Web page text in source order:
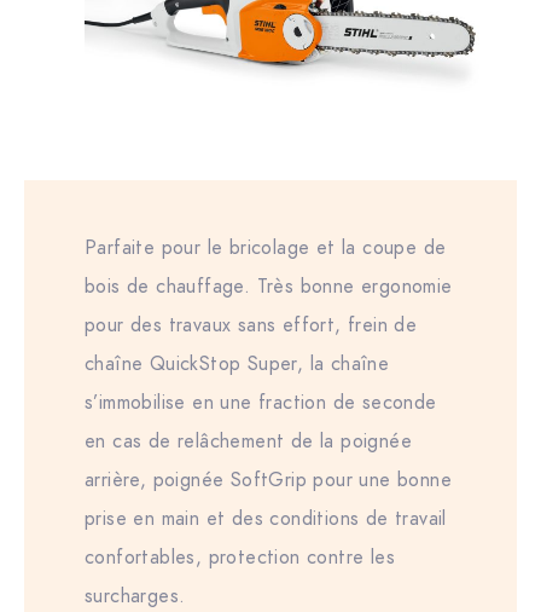
Parfaite pour le bricolage et la coupe de
bois de chauffage. Très bonne ergonomie
pour des travaux sans effort, frein de
chaîne QuickStop Super, la chaîne
s’immobilise en une fraction de seconde
en cas de relâchement de la poignée
arrière, poignée SoftGrip pour une bonne
prise en main et des conditions de travail
confortables, protection contre les
surcharges.